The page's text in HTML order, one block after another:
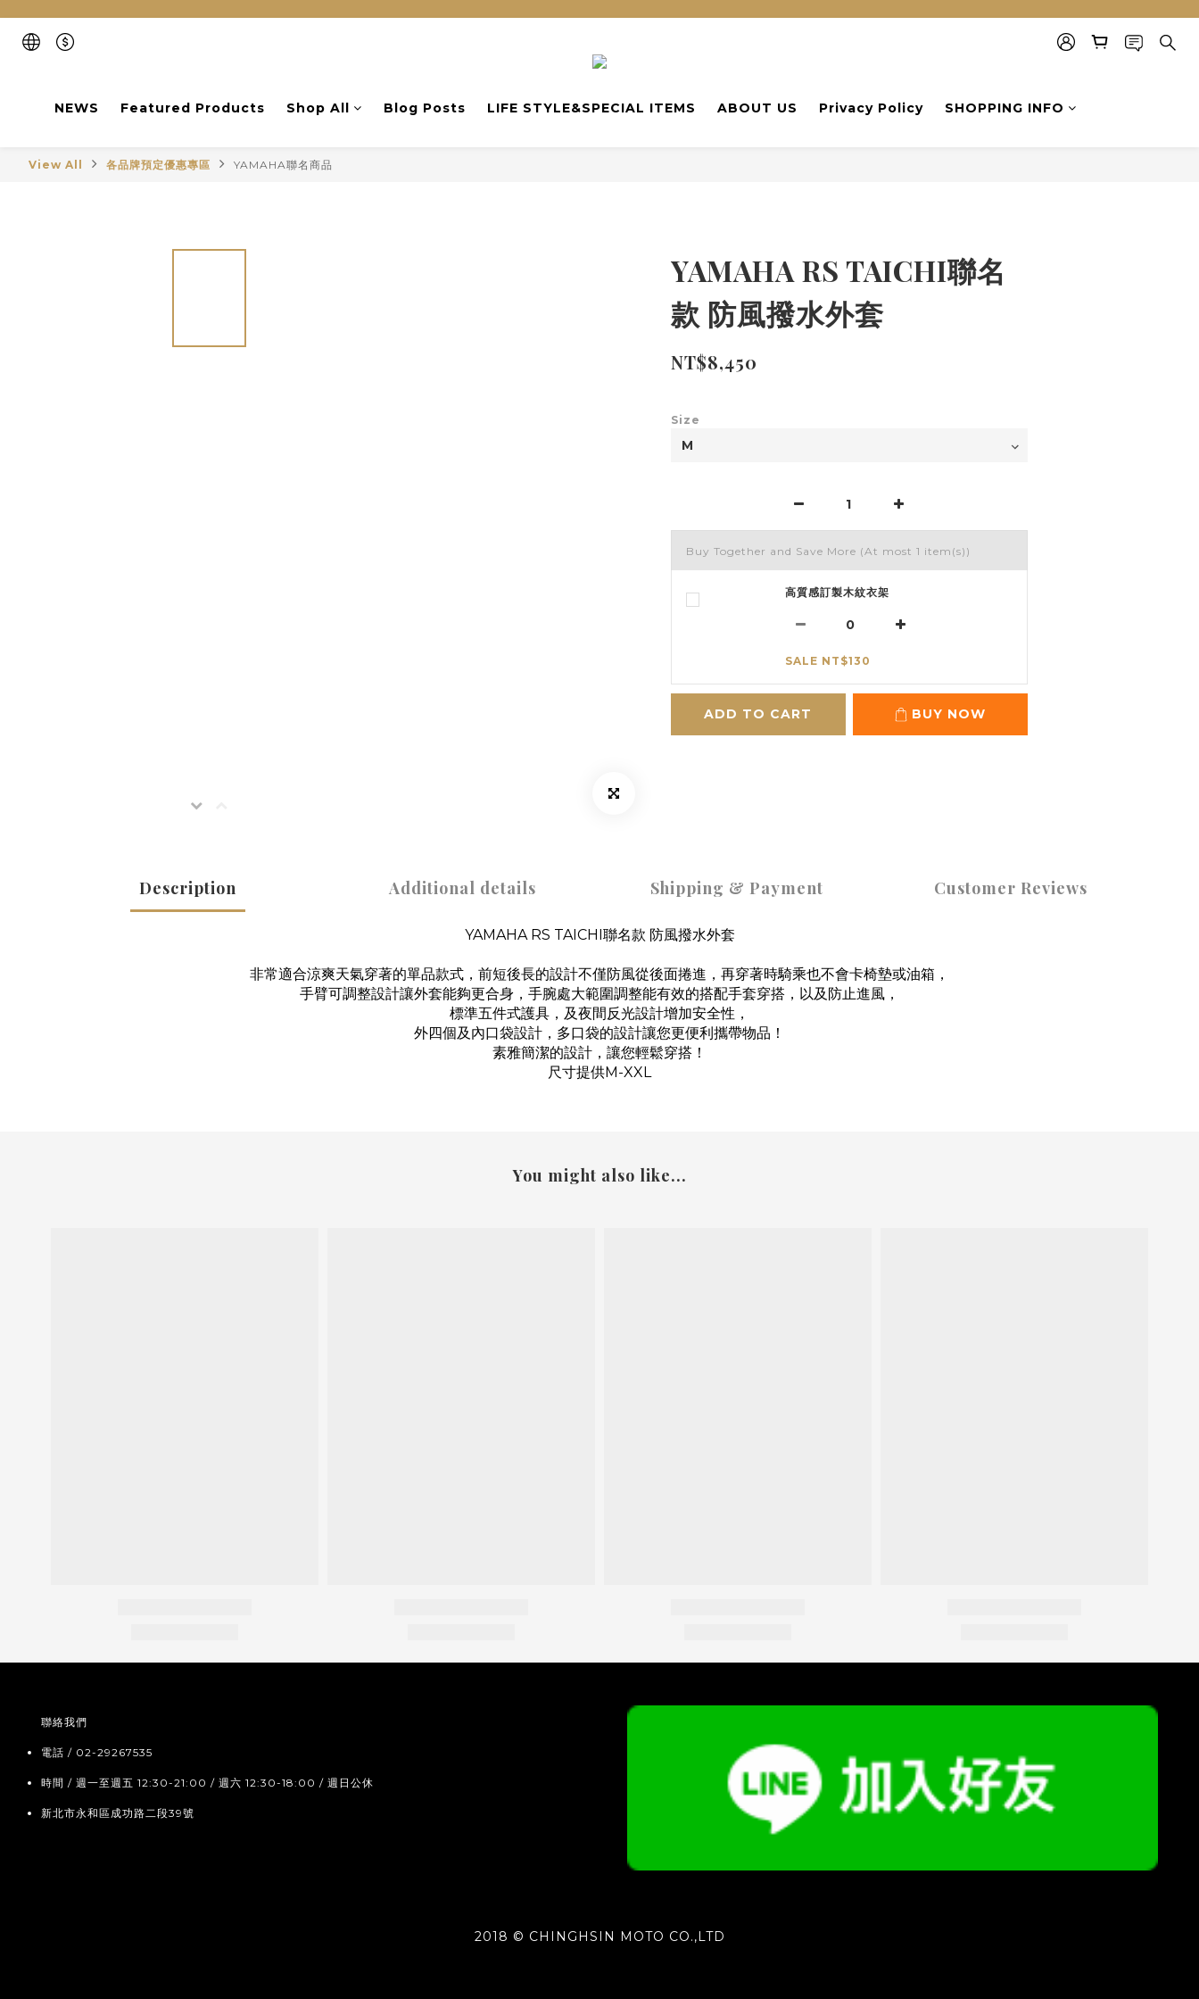
NEWS Featured Products Shop All Blog Posts LIFE STYLE&SPECIAL ITEMS ABOUT US Privacy Policy SHOPPING INFO
View All 各品牌預定優惠專區 YAMAHA聯名商品
YAMAHA RS TAICHI聯名
款 防風撥水外套
NT$8,450
Size
Buy Together and Save More (At most 1 item(s))
高質感訂製木紋衣架
SALE NT$130
ADD TO CART BUY NOW
Description Additional details Shipping & Payment Customer Reviews
YAMAHA RS TAICHI聯名款 防風撥水外套
非常適合涼爽天氣穿著的單品款式，前短後長的設計不僅防風從後面捲進，再穿著時騎乘也不會卡椅墊或油箱，
手臂可調整設計讓外套能夠更合身，手腕處大範圍調整能有效的搭配手套穿搭，以及防止進風，
標準五件式護具，及夜間反光設計增加安全性，
外四個及內口袋設計，多口袋的設計讓您更便利攜帶物品！
素雅簡潔的設計，讓您輕鬆穿搭！
尺寸提供M-XXL
You might also like...
聯絡我們
電話 / 02-29267535
時間 / 週一至週五 12:30-21:00 / 週六 12:30-18:00 / 週日公休
新北市永和區成功路二段39號
2018 © CHINGHSIN MOTO CO.,LTD